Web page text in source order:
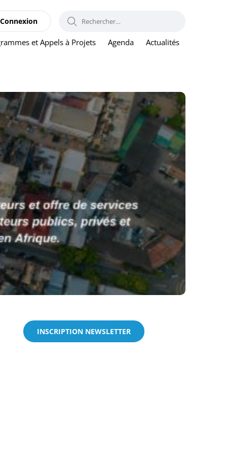
et Appels à Projets Agenda Actualités
Connexion RECHERCHER :
INSCRIPTION NEWSLETTER